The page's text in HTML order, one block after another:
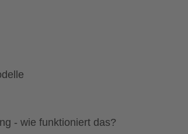
- wie funktioniert das?